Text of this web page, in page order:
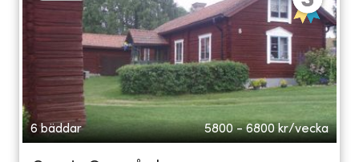
6 bäddar 5800 - 6800 kr/vecka